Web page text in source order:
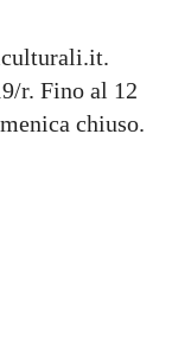
r. Fino al 12
chiuso.